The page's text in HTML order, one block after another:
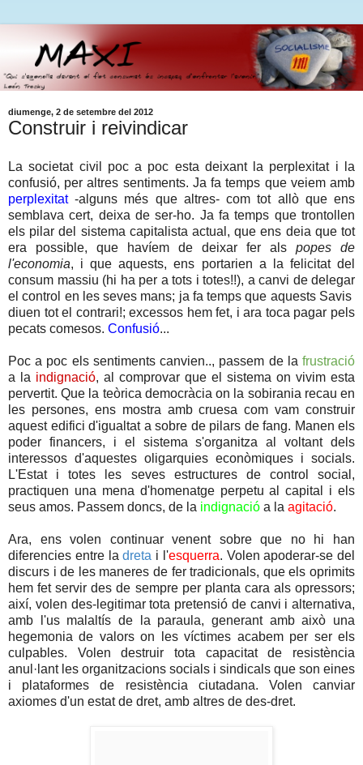
diumenge, 2 de setembre del 2012
Construir i reivindicar
La societat civil poc a poc esta deixant la perplexitat i la
confusió, per altres sentiments. Ja fa temps que veiem amb
perplexitat-alguns més que altres- com tot allò que ens
semblava cert, deixa de ser-ho. Ja fa temps que trontollen
els pilar del sistema capitalista actual, que ens deia que tot
era possible, que havíem de deixar fer als popes de
l'economia, i que aquests, ens portarien a la felicitat del
consum massiu (hi ha per a tots i totes!!), a canvi de delegar
el control en les seves mans; ja fa temps que aquests Savis
diuen tot el contrari!; excessos hem fet, i ara toca pagar pels
pecats comesos. Confusió...
Poc a poc els sentiments canvien.., passem de la frustració
a la indignació, al comprovar que el sistema on vivim esta
pervertit. Que la teòrica democràcia on la sobirania recau en
les persones, ens mostra amb cruesa com vam construir
aquest edifici d'igualtat a sobre de pilars de fang. Manen els
poder financers, i el sistema s'organitza al voltant dels
interessos d'aquestes oligarquies econòmiques i socials.
L'Estat i totes les seves estructures de control social,
practiquen una mena d'homenatge perpetu al capital i els
seus amos. Passem doncs, de la indignació a la agitació.
Ara, ens volen continuar venent sobre que no hi han
diferencies entre ladreta i l'esquerra. Volen apoderar-se del
discurs i de les maneres de fer tradicionals, que els oprimits
hem fet servir des de sempre per planta cara als opressors;
així, volen des-legitimar tota pretensió de canvi i alternativa,
amb l'us malaltís de la paraula, generant amb això una
hegemonia de valors on les víctimes acabem per ser els
culpables. Volen destruir tota capacitat de resistència
anul·lant les organitzacions socials i sindicals que son eines
i plataformes de resistència ciutadana. Volen canviar
axiomes d'un estat de dret, amb altres de des-dret.